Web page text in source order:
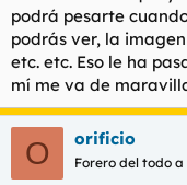
podrá pesarte
podrás ver, la
etc. etc. Eso le ha
mí me va de
O orificio
Forero del todo a